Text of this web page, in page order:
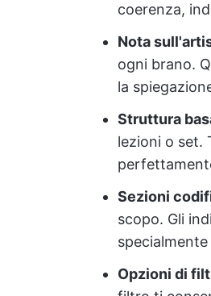
coerenza,
Nota
ogni brano.
la
Struttura
lezioni o set.
Sezioni
scopo. Gli
Opzioni di